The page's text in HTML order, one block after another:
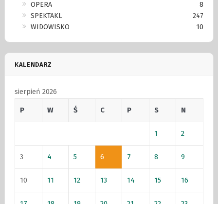
OPERA
8
SPEKTAKL
247
WIDOWISKO
10
KALENDARZ
sierpień 2026
P W Ś C P S N
1 2
3 4 5 6 7 8 9
10 11 12 13 14 15 16